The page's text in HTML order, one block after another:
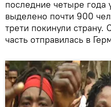
последние четыре
выделено почти 900
трети покинули страну.
часть отправилась в